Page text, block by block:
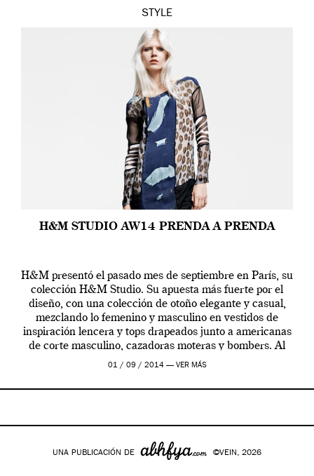
STYLE
H&M STUDIO AW14 PRENDA A PRENDA
H&M presentó el pasado mes de septiembre en París, su
colección H&M Studio. Su apuesta más fuerte por el
diseño, con una colección de otoño elegante y casual,
mezclando lo femenino y masculino en vestidos de
inspiración lencera y tops drapeados junto a americanas
de corte masculino, cazadoras moteras y bombers. Al
frente de la […]
01 / 09 / 2014 — VER MÁS
UNA PUBLICACIÓN DE ©VEIN, 2026